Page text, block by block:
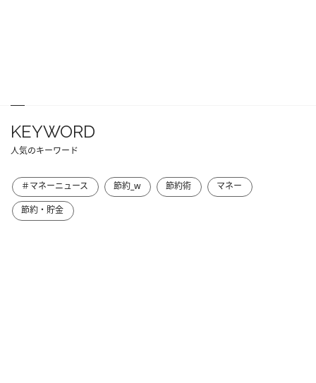
KEYWORD
人気のキーワード
＃マネーニュース 節約_w 節約術
マネー
節約・貯金